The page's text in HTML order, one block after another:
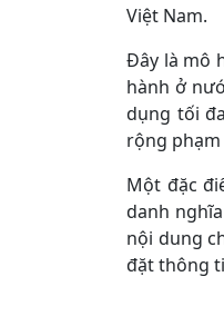
Việt Nam.
Đây là mô
hành ở
dụng tối
rộng
Một đặc
danh
nội dung
đặt thông